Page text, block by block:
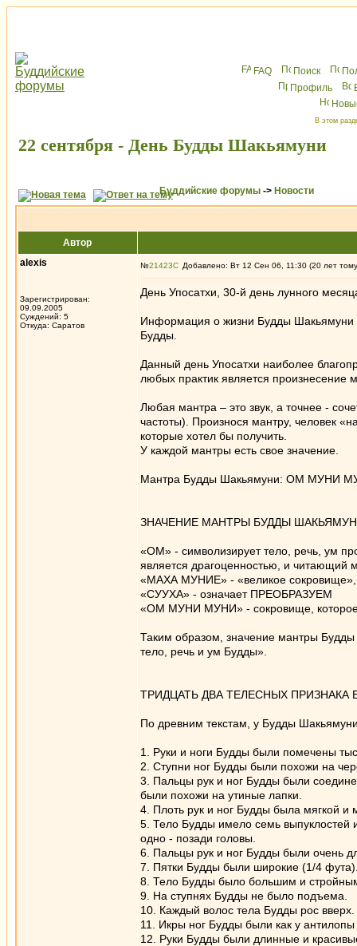
FAQ Поиск
Профиль
В этом
22 сентября - День Будды Шакьямуни
Буддийские форумы -> Новости
Автор
alexis
Зарегистрирован:
09.09.2005
Суждений: 5
Откуда: Саратов
№21423 Добавлено: Вт 12 Сен 06, 11:30 (20 лет
День Упосатхи, 30-й день лунного
Информация о жизни Будды Шакьямуни
Будды.
Данный день Упосатхи наиболее
любых практик является произнесение
Любая мантра – это звук, а точнее -
частоты). Произнося мантру, человек
которые хотел бы получить.
У каждой мантры есть свое значение.
Мантра Будды Шакьямуни: ОМ МУНИ
ЗНАЧЕНИЕ МАНТРЫ БУДДЫ
«ОМ» - символизирует тело, речь, ум
является драгоценностью, и читающий
«МАХА МУНИЕ» - «великое сокровище»,
«СУУХА» - означает ПРЕОБРАЗУЕМ
«ОМ МУНИ МУНИ» - сокровище,
Таким образом, значение мантры
тело, речь и ум Будды».
ТРИДЦАТЬ ДВА ТЕЛЕСНЫХ ПРИЗНАКА
По древним текстам, у Будды
1. Руки и ноги Будды были помечены
2. Ступни ног Будды были похожи на
3. Пальцы рук и ног Будды были
были похожи на утиные лапки.
4. Плоть рук и ног Будды была мягкой и
5. Тело Будды имело семь выпуклостей
одно - позади головы.
6. Пальцы рук и ног Будды были очень
7. Пятки Будды были широкие (1/4
8. Тело Будды было большим и
9. На ступнях Будды не было подъема.
10. Каждый волос тела Будды рос вверх.
11. Икры ног Будды были как у
12. Руки Будды были длинные и